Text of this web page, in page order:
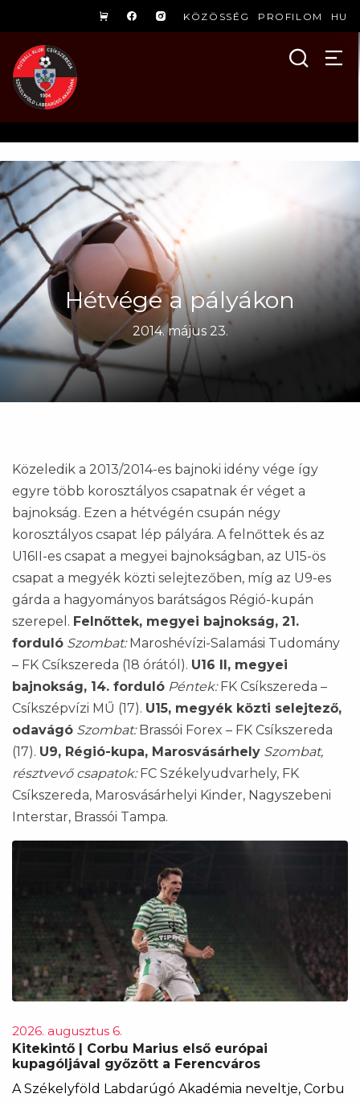
KÖZÖSSÉG PROFILOM HU
Hétvége a pályákon
2014. május 23.
Közeledik a 2013/2014-es bajnoki idény vége így
egyre több korosztályos csapatnak ér véget a
bajnokság. Ezen a hétvégén csupán négy
korosztályos csapat lép pályára. A felnőttek és az
U16II-es csapat a megyei bajnokságban, az U15-ös
csapat a megyék közti selejtezőben, míg az U9-es
gárda a hagyományos barátságos Régió-kupán
szerepel. Felnőttek, megyei bajnokság, 21.
forduló Szombat:Maroshévízi-Salamási Tudomány
– FK Csíkszereda (18 órától). U16 II, megyei
bajnokság, 14. forduló Péntek:FK Csíkszereda –
Csíkszépvízi MŰ (17). U15, megyék közti selejtező,
odavágó Szombat:Brassói Forex – FK Csíkszereda
(17). U9, Régió-kupa, Marosvásárhely Szombat,
résztvevő csapatok:FC Székelyudvarhely, FK
Csíkszereda, Marosvásárhelyi Kinder, Nagyszebeni
Interstar, Brassói Tampa.
2026. augusztus 6.
Kitekintő | Corbu Marius első európai
kupagóljával győzött a Ferencváros
A Székelyföld Labdarúgó Akadémia neveltje, Corbu